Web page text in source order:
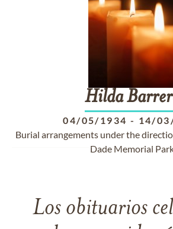
Hilda
04/05/1934 - 14/
Burial arrangements under the
Dade Memorial
Los obituarios